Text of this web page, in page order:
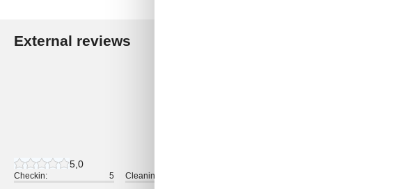
External reviews
5,0
Checkin: 5 Cleaning: